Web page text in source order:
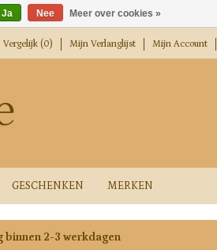
Vergelijk (0) Mijn Verlanglijst Mijn Account
GESCHENKEN MERKEN
binnen 2-3 werkdagen
Ja Nee Meer over cookies »